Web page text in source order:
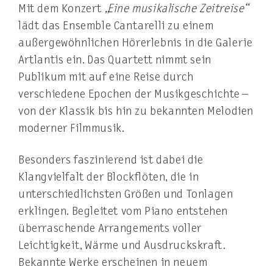
Mit dem Konzert „Eine musikalische Zeitreise“
lädt das Ensemble Cantarelli zu einem
außergewöhnlichen Hörerlebnis in dieGalerie
Artlantis ein. Das Quartett nimmt sein
Publikum mit auf eine Reise durch
verschiedene Epochen der Musikgeschichte –
von der Klassik bis hin zu bekannten Melodien
moderner Filmmusik.
Besonders faszinierend ist dabei die
Klangvielfalt der Blockflöten, die in
unterschiedlichsten Größen und Tonlagen
erklingen. Begleitet vom Piano entstehen
überraschende Arrangements voller
Leichtigkeit, Wärme und Ausdruckskraft.
Bekannte Werke erscheinen in neuem